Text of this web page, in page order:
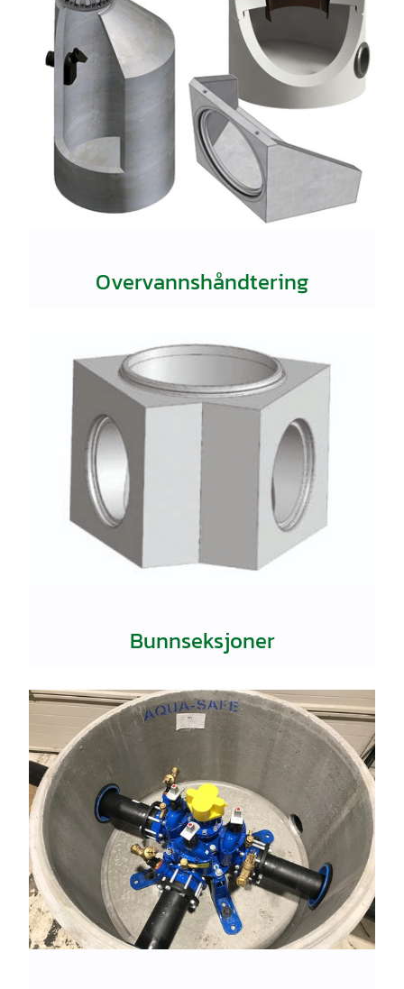
Overvannshåndtering
Bunnseksjoner